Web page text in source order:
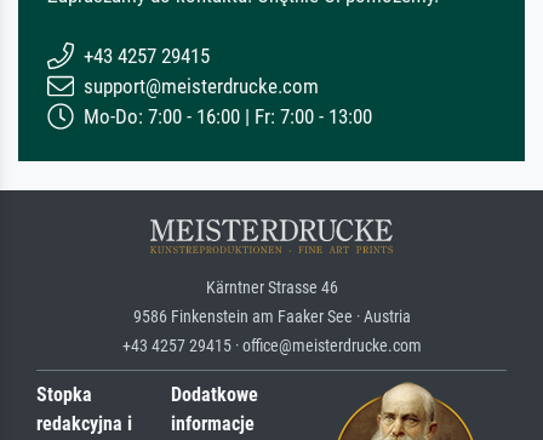
+43 4257 29415
support@meisterdrucke.com
Mo-Do: 7:00 - 16:00 | Fr: 7:00 - 13:00
Kärntner Strasse 46
9586 Finkenstein am Faaker See · Austria
+43 4257 29415 · office@meisterdrucke.com
Stopka
redakcyjna i
Dodatkowe
informacje